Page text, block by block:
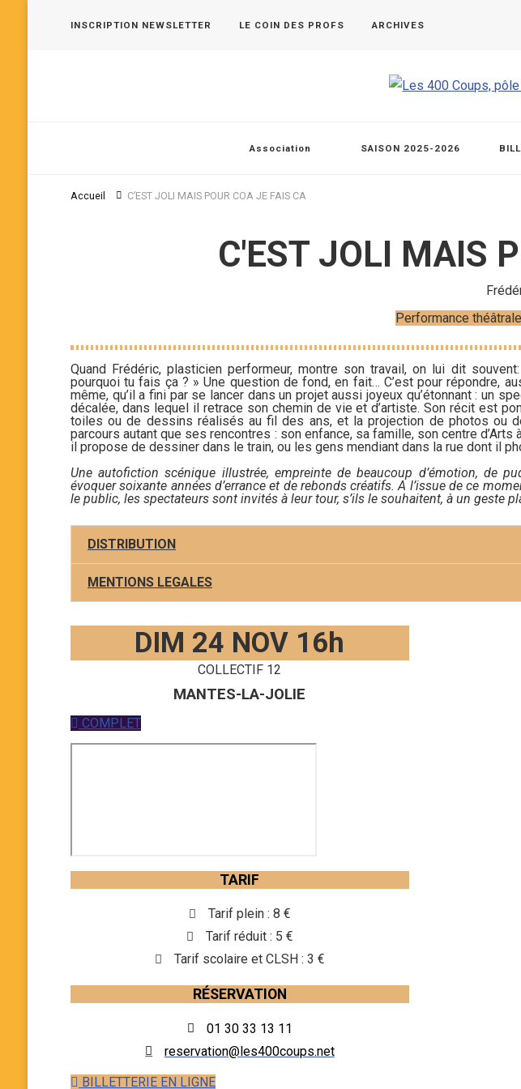
INSCRIPTION NEWSLETTER LE COIN DES PROFS ARCHIVES
Association SAISON 2025-2026
Accueil C’EST JOLI MAIS POUR COA JE FAIS CA
C'EST JOLI MAIS
Performance
Quand Frédéric, plasticien performeur, montre son travail, on lui dit
pourquoi tu fais ça ? » Une question de fond, en fait… C’est pour répondre,
même, qu’il a fini par se lancer dans un projet aussi joyeux qu’étonnant : un
décalée, dans lequel il retrace son chemin de vie et d’artiste. Son récit est
toiles ou de dessins réalisés au fil des ans, et la projection de photos ou
parcours autant que ses rencontres : son enfance, sa famille, son centre d’Arts
il propose de dessiner dans le train, ou les gens mendiant dans la rue dont il
Une autofiction scénique illustrée, empreinte de beaucoup d’émotion, de
évoquer soixante années d’errance et de rebonds créatifs. A l’issue de ce
le public, les spectateurs sont invités à leur tour, s’ils le souhaitent, à un geste
DISTRIBUTION
MENTIONS LEGALES
DIM 24 NOV 16h
COLLECTIF 12
MANTES-LA-JOLIE
COMPLET
TARIF
Tarif plein : 8 €
Tarif réduit : 5 €
Tarif scolaire et CLSH : 3 €
RÉSERVATION
01 30 33 13 11
reservation@les400coups.net
BILLETTERIE EN LIGNE